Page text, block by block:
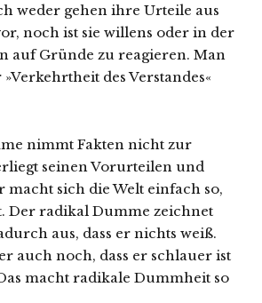
weder gehen ihre Urteile aus
noch ist sie willens oder in der
auf Gründe zu reagieren. Man
des Verstandes«
nimmt Fakten nicht zur
seinen Vorurteilen und
macht sich die Welt einfach so,
Der radikal Dumme zeichnet
aus, dass er nichts weiß.
auch noch, dass er schlauer ist
macht radikale Dummheit so